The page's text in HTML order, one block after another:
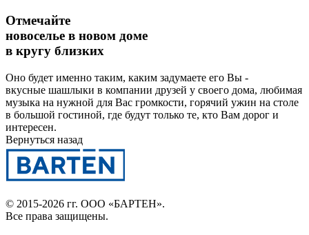
Отмечайте
новоселье в новом доме
в кругу близких
Оно будет именно таким, каким задумаете его Вы -
вкусные шашлыки в компании друзей у своего дома, любимая
музыка на нужной для Вас громкости, горячий ужин на столе
в большой гостиной, где будут только те, кто Вам дорог и
интересен.
Вернуться назад
© 2015-2026 гг. ООО «БАРТЕН».
Все права защищены.